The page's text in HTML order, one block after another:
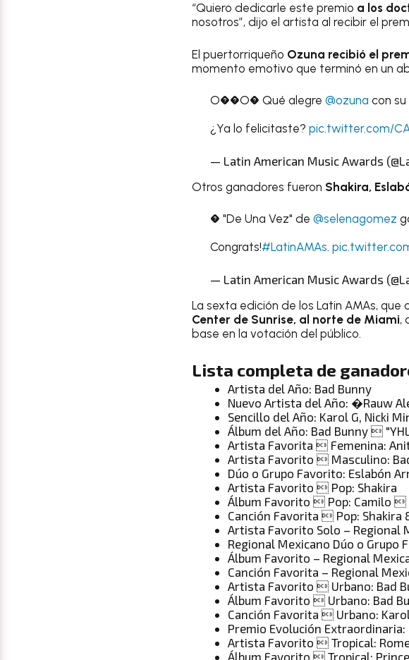
“Quiero dedicarle este premio a los
nosotros”, dijo el artista al recibir el
El puertorriqueño Ozuna recibió el
momento emotivo que terminó en un
O��O� Qué alegre @ozuna con
¿Ya lo felicitaste? pic.twitter.com/
— Latin American Music Awards
Otros ganadores fueron Shakira,
� "De Una Vez" de @selenagomez
Congrats!#LatinAMAs.
— Latin American Music Awards
La sexta edición de los Latin AMAs, que
Center de Sunrise, al norte de Miami,
base en la votación del público.
Lista completa de
Artista del Año: Bad Bunny
Nuevo Artista del Año: �Rauw
Sencillo del Año: Karol G, Nicki
Álbum del Año: Bad Bunny 
Artista Favorita  Femenina:
Artista Favorito  Masculino:
Dúo o Grupo Favorito: Eslabón
Artista Favorito  Pop: Shakira
Álbum Favorito  Pop: Camilo 
Canción Favorita  Pop: Shakira
Artista Favorito Solo – Regional
Regional Mexicano Dúo o Grupo
Álbum Favorito – Regional
Canción Favorita – Regional
Artista Favorito  Urbano: Bad
Álbum Favorito  Urbano: Bad
Canción Favorita  Urbano:
Premio Evolución Extraordinaria:
Artista Favorito  Tropical:
Álbum Favorito  Tropical: